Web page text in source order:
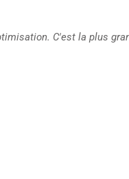
C'est la plus